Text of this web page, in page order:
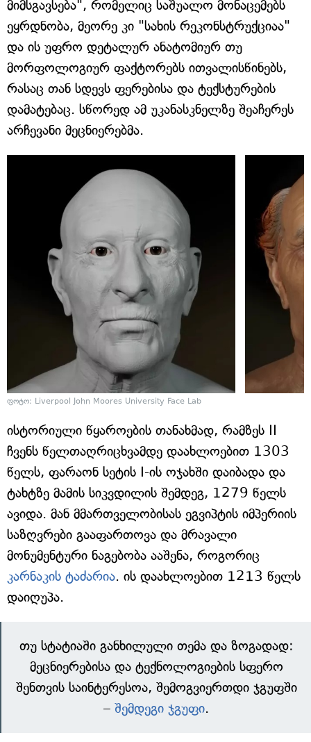
მიმსგავსება", რომელიც საშუალო მონაცემებს
ეყრდნობა, მეორე კი "სახის რეკონსტრუქციაა"
და ის უფრო დეტალურ ანატომიურ თუ
მორფოლოგიურ ფაქტორებს ითვალისწინებს,
რასაც თან სდევს ფერებისა და ტექსტურების
დამატებაც. სწორედ ამ უკანასკნელზე შეაჩერეს
არჩევანი მეცნიერებმა.
ფოტო: Liverpool John Moores University Face Lab
ისტორიული წყაროების თანახმად, რამზეს II
ჩვენს წელთაღრიცხვამდე დაახლოებით 1303
წელს, ფარაონ სეტის I-ის ოჯახში დაიბადა და
ტახტზე მამის სიკვდილის შემდეგ, 1279 წელს
ავიდა. მან მმართველობისას ეგვიპტის იმპერიის
საზღვრები გააფართოვა და მრავალი
მონუმენტური ნაგებობა ააშენა, როგორიც
კარნაკის ტაძარია. ის დაახლოებით 1213 წელს
დაიღუპა.
თუ სტატიაში განხილული თემა და ზოგადად:
მეცნიერებისა და ტექნოლოგიების სფერო
შენთვის საინტერესოა, შემოგვიერთდი ჯგუფში
– შემდეგი ჯგუფი.